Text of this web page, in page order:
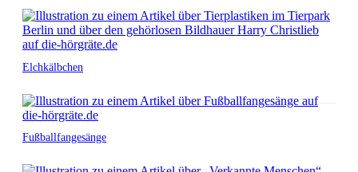
Elchkälbchen
Fußballfangesänge